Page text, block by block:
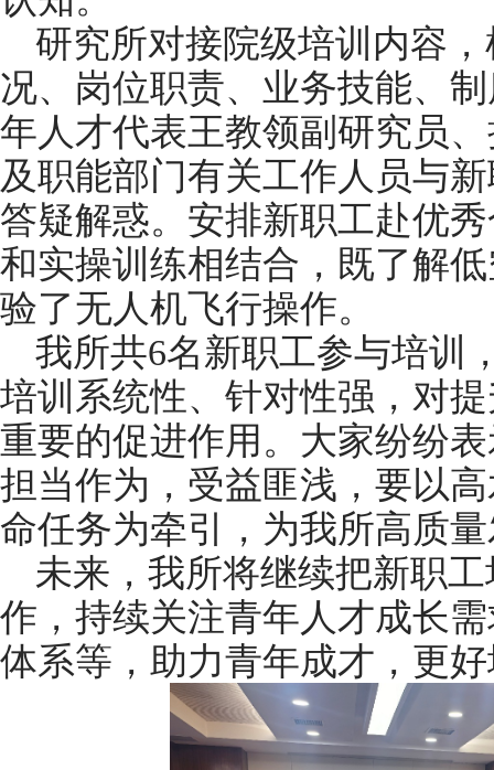
研究所对接院级培训内容
况、岗位职责、业务技能、
年人才代表王教领副研究员
及职能部门有关工作人员与
答疑解惑。安排新职工赴优
和实操训练相结合，既了解
验了无人机飞行操作。
我所共6名新职工参与培训
培训系统性、针对性强，对
重要的促进作用。大家纷纷
担当作为，受益匪浅，要以
命任务为牵引，为我所高质
未来，我所将继续把新职
作，持续关注青年人才成长
体系等，助力青年成才，更